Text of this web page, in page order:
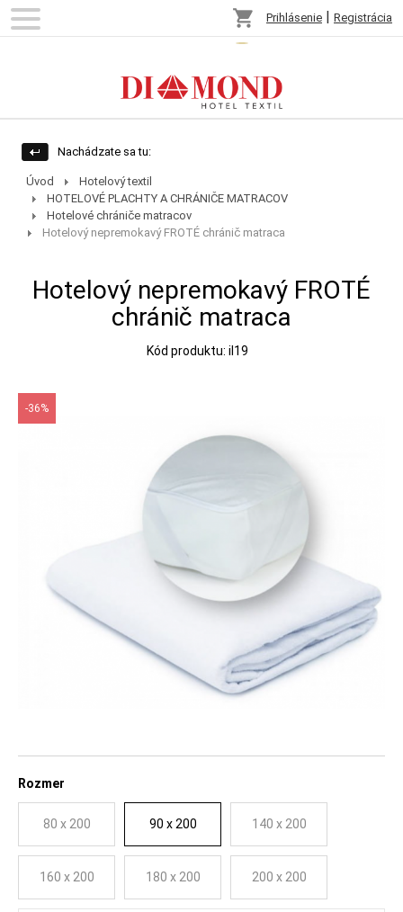
Prihlásenie | Registrácia
shopping_cart
Nachádzate sa tu:
Úvod
Hotelový textil
HOTELOVÉ PLACHTY A CHRÁNIČE MATRACOV
Hotelové chrániče matracov
Hotelový nepremokavý FROTÉ chránič matraca
Hotelový nepremokavý FROTÉ
chránič matraca
Kód produktu: il19
-36%
Rozmer
80 x 200 90 x 200 140 x 200
160 x 200 180 x 200 200 x 200